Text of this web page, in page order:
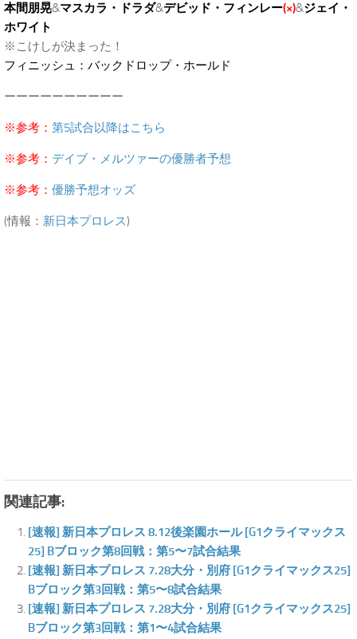
本間朋晃&マスカラ・ドラダ&デビッド・フィンレー(×)&ジェイ・
ホワイト
※こけしが決まった！
フィニッシュ：バックドロップ・ホールド
ーーーーーーーーーー
※参考： 第5試合以降はこちら
※参考： デイブ・メルツァーの優勝者予想
※参考： 優勝予想オッズ
(情報： 新日本プロレス)
関連記事:
[速報] 新日本プロレス 8.12後楽園ホール [G1クライマックス
25] Bブロック第8回戦：第5〜7試合結果
[速報] 新日本プロレス 7.28大分・別府 [G1クライマックス25]
Bブロック第3回戦：第5〜8試合結果
[速報] 新日本プロレス 7.28大分・別府 [G1クライマックス25]
Bブロック第3回戦：第1〜4試合結果